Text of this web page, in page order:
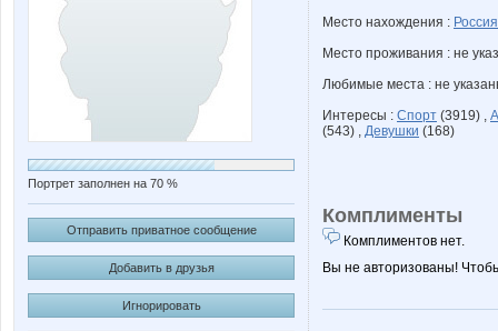
Портрет заполнен на 70 %
Отправить приватное сообщение
Добавить в друзья
Игнорировать
Место нахождения : Россия
Место проживания : не
Любимые места : не
Интересы : Спорт (3919) ,
(543) , Девушки (168)
Комплименты
Комплиментов нет.
Вы не авторизованы!